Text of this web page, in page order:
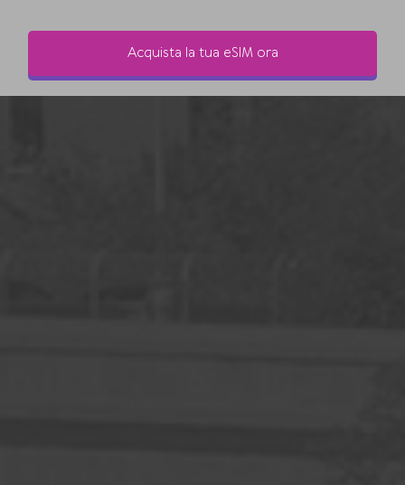
Acquista la tua eSIM ora